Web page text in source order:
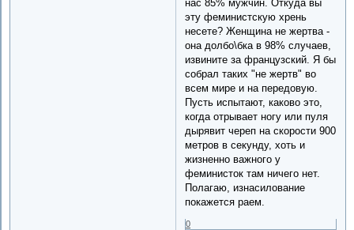
нас 85% мужчин. Откуда вы
эту феминистскую хрень
несете? Женщина не жертва -
она долбо\бка в 98% случаев,
извините за французский. Я бы
собрал таких "не жертв" во
всем мире и на передовую.
Пусть испытают, каково это,
когда отрывает ногу или пуля
дырявит череп на скорости 900
метров в секунду, хоть и
жизненно важного у
феминисток там ничего нет.
Полагаю, изнасилование
покажется раем.
0